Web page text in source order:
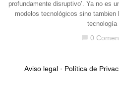
profundamente disruptivo’. Ya no es
modelos tecnológicos sino
chat_bubble 0
Aviso legal· Política de